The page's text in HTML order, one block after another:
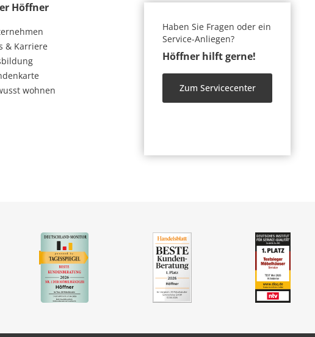
Höffner
& Karriere
wohnen
Haben Sie Fragen oder ein
Service-Anliegen?
Höffner hilft gerne!
Zum Servicecenter